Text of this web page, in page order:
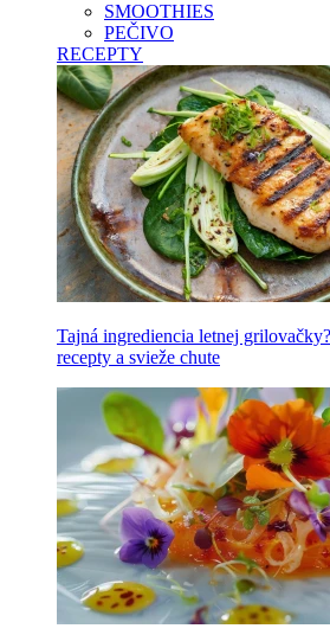
SMOOTHIES
PEČIVO
RECEPTY
Tajná ingrediencia letnej
recepty a svieže chute